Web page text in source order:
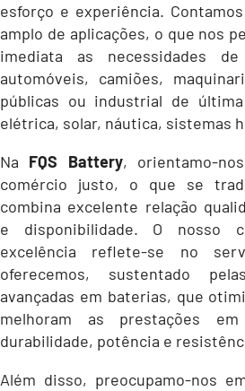
esforço e experiência.
amplo de aplicações, o que nos
imediata as necessidades de
automóveis, camiões,
públicas ou industrial de
elétrica, solar, náutica, sistemas
Na FQS Battery, orientamo-
comércio justo, o que se
combina excelente relação
e disponibilidade. O nosso
excelência reflete-se no
oferecemos, sustentado
avançadas em baterias, que
melhoram as prestações
durabilidade, potência e
Além disso, preocupamo-nos